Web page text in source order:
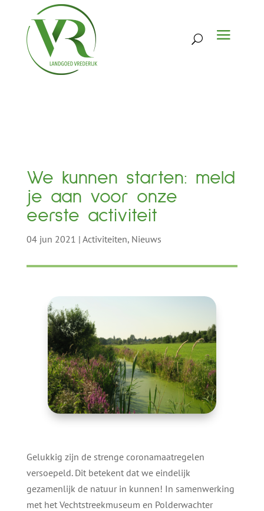
We kunnen starten: meld
je aan voor onze
eerste activiteit
04 jun 2021 | Activiteiten, Nieuws
Gelukkig zijn de strenge coronamaatregelen
versoepeld. Dit betekent dat we eindelijk
gezamenlijk de natuur in kunnen! In samenwerking
met het Vechtstreekmuseum en Polderwachter